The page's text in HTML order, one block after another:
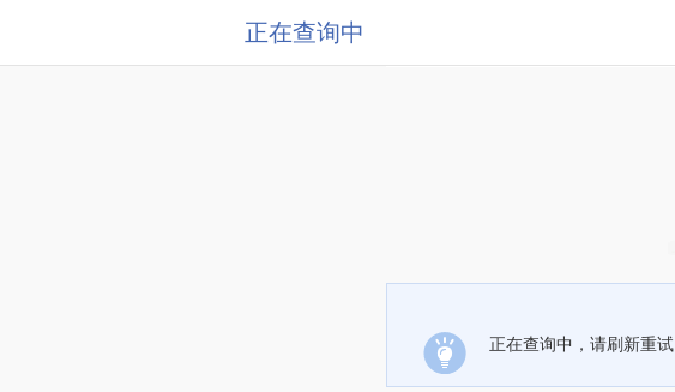
正在查询中
正在查询中，请刷新重试